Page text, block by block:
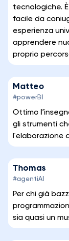
tecnologiche.
facile da
esperienza
apprendere
proprio
Matteo
#powerBI
Ottimo
gli strumenti
l'elaborazione
Thomas
#agentiAI
Per chi già
sia quasi un